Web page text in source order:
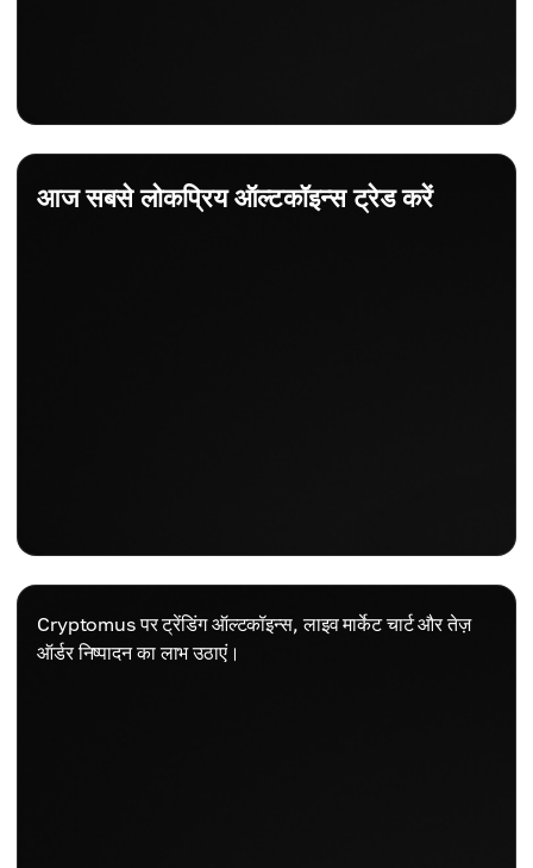
आज सबसे लोकप्रिय ऑल्टकॉइन्स ट्रेड करें
Cryptomus पर ट्रेंडिंग ऑल्टकॉइन्स, लाइव मार्केट चार्ट और तेज़
ऑर्डर निष्पादन का लाभ उठाएं।